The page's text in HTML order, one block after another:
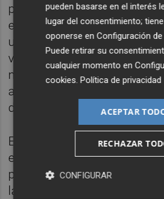
pero no a cualquier precio.
esclavo del deporte. Él
uno pero tener tiempo para
vida. Y después de ganar
negocia escaparse a Ibiza
antes de regresar en
de volver a ser el campeón.
El valenciano Juan Carlos
entrenador, no comparte
planteamiento. Le da igual
la hierba, sea competitivo.
pueden basarse en el interés
lugar del consentimiento;
oponerse enConfiguración
Puede retirar su
cualquier momento en
cookies.Política de privacidad
ACEPTAR
RECHAZAR
CONFIGURAR